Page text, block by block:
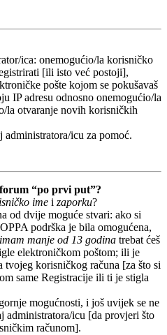
ica: onemogućio/la korisničko
[ili isto već postoji],
pošte kojom se pokušavaš
IP adresu odnosno onemogućio/la
la otvaranje novih korisničkih
icu za pomoć.
“po prvi put”?
ime i zaporku?
od dvije moguće stvari: ako si
podrška je bila omogućena,
manje od 13 godina trebat ćeš
elektroničkom poštom; ili je
tvojeg korisničkog računa [za što si
same Registracije ili ti je stigla
mogućnosti, i još uvijek se ne
administratora/icu [da provjeri što
računom].